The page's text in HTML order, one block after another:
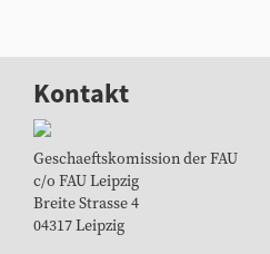
Kontakt
Geschaeftskomission der FAU
c/o FAU Leipzig
Breite Strasse 4
04317 Leipzig